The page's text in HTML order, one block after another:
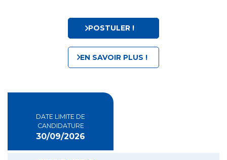
POSTULER !
EN SAVOIR PLUS !
DATE LIMITE DE
CANDIDATURE
30/09/2026